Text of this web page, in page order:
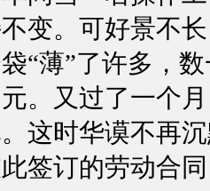
变。可好景不
“薄”了许多，
。又过了一个
这时华谟不再
签订的劳动合